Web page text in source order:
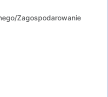
Zagospodarowanie